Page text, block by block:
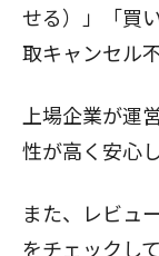
せる）」「買
取キャンセル
上場企業が運
性が高く安心
また、レビュ
をチェックし